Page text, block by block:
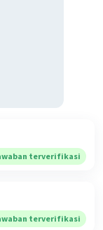
terverifikasi
terverifikasi